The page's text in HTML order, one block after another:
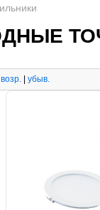
возр. | убыв.